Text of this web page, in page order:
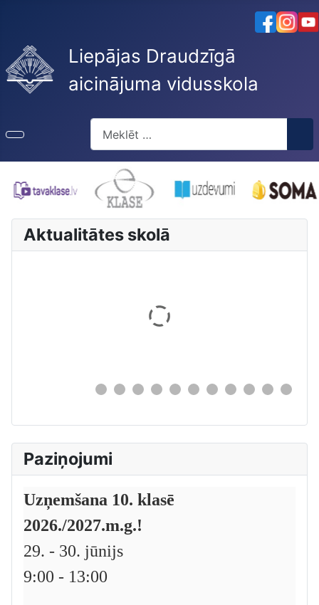
Liepājas Draudzīgā
aicinājuma vidusskola
Aktualitātes skolā
Paziņojumi
Uzņemšana 10. klasē
2026./2027.m.g.!
29. - 30. jūnijs
9:00 - 13:00